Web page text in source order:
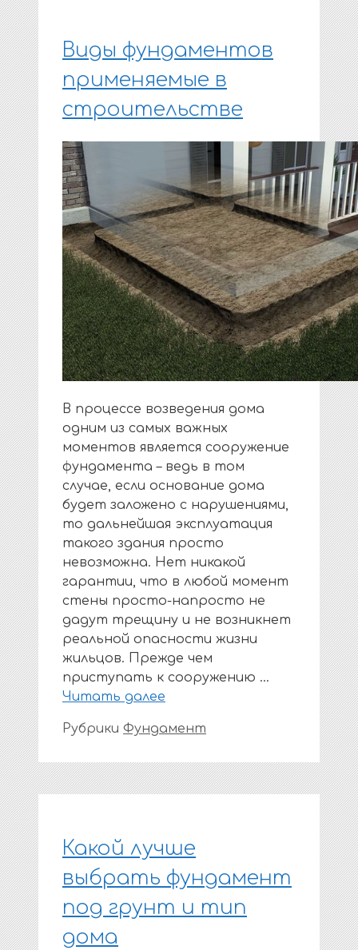
Виды фундаментов
применяемые в
строительстве
В процессе возведения дома
одним из самых важных
моментов является сооружение
фундамента – ведь в том
случае, если основание дома
будет заложено с нарушениями,
то дальнейшая эксплуатация
такого здания просто
невозможна. Нет никакой
гарантии, что в любой момент
стены просто-напросто не
дадут трещину и не возникнет
реальной опасности жизни
жильцов. Прежде чем
приступать к сооружению …
Читать далее
Рубрики Фундамент
Какой лучше
выбрать фундамент
под грунт и тип
дома